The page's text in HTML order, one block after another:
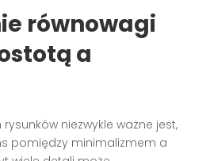
równowagi
a
niezwykle ważne jest,
pomiędzy minimalizmem a